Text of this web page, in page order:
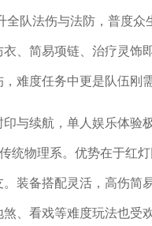
队法伤与法防，普度众
、简易项链、治疗灵饰
难度任务中更是队伍刚
与续航，单人娱乐体验
统物理系。优势在于红
装备搭配灵活，高伤简
、看戏等难度玩法也受